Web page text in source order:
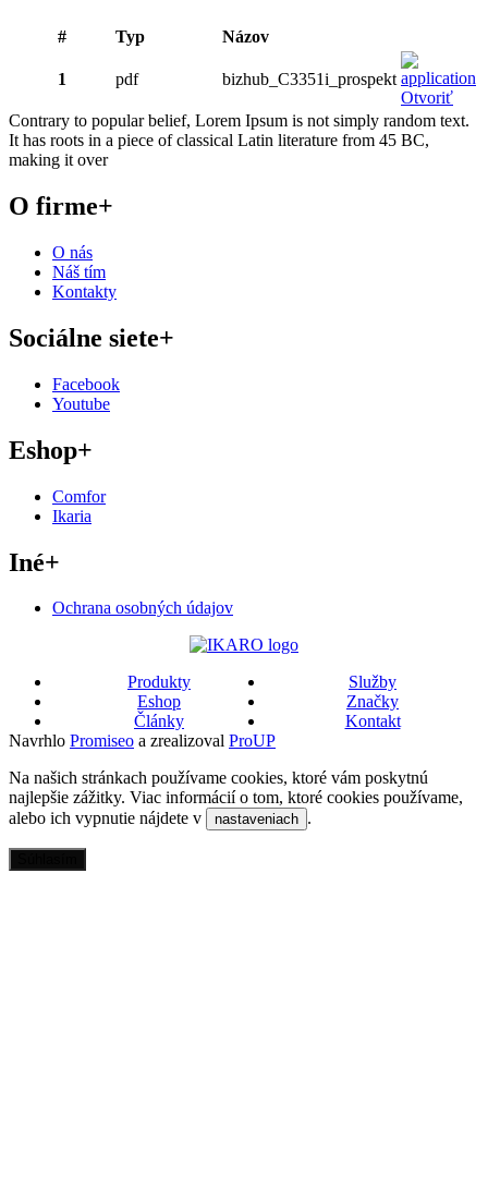
# Typ Názov
1 pdf
bizhub_C3351i_prospekt
Otvoriť
Contrary to popular belief, Lorem Ipsum is not simply random text.
It has roots in a piece of classical Latin literature from 45 BC,
making it over
O firme+
O nás
Náš tím
Kontakty
Sociálne siete+
Facebook
Youtube
Eshop+
Comfor
Ikaria
Iné+
Ochrana osobných údajov
Produkty
Služby
Eshop
Značky
Články
Kontakt
Navrhlo Promiseo a zrealizoval ProUP
Na našich stránkach používame cookies, ktoré vám poskytnú
najlepšie zážitky. Viac informácií o tom, ktoré cookies používame,
alebo ich vypnutie nájdete v
nastaveniach .